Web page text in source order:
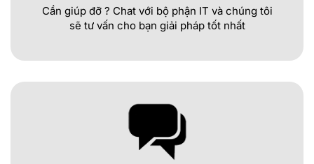
Cần giúp đỡ ? Chat với bộ phận IT và chúng tôi
sẽ tư vấn cho bạn giải pháp tốt nhất